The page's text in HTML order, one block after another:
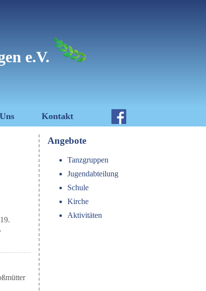
e.V.
Kontakt
Angebote
Tanzgruppen
Jugendabteilung
Schule
Kirche
Aktivitäten